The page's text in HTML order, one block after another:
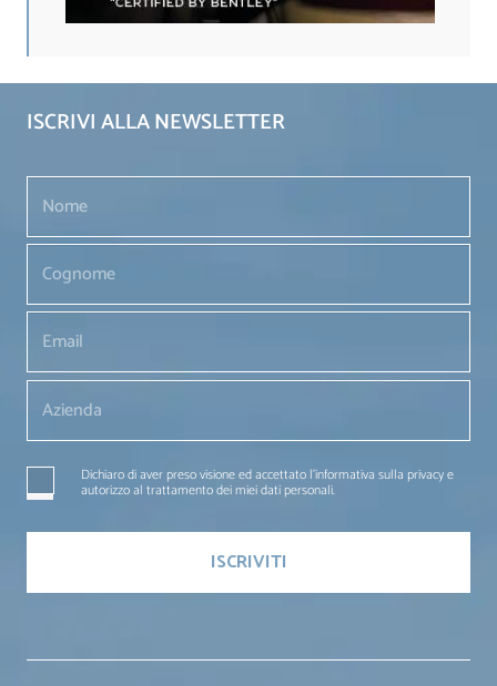
ISCRIVI ALLA NEWSLETTER
Dichiaro di aver preso visione ed accettato l'informativa sulla privacy e
autorizzo al trattamento dei miei dati personali.